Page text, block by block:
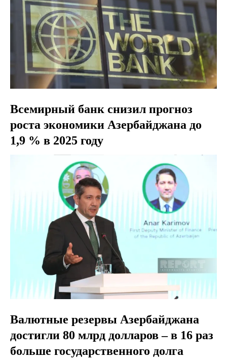
Всемирный банк снизил прогноз
роста экономики Азербайджана до
1,9 % в 2025 году
Валютные резервы Азербайджана
достигли 80 млрд долларов – в 16 раз
больше государственного долга